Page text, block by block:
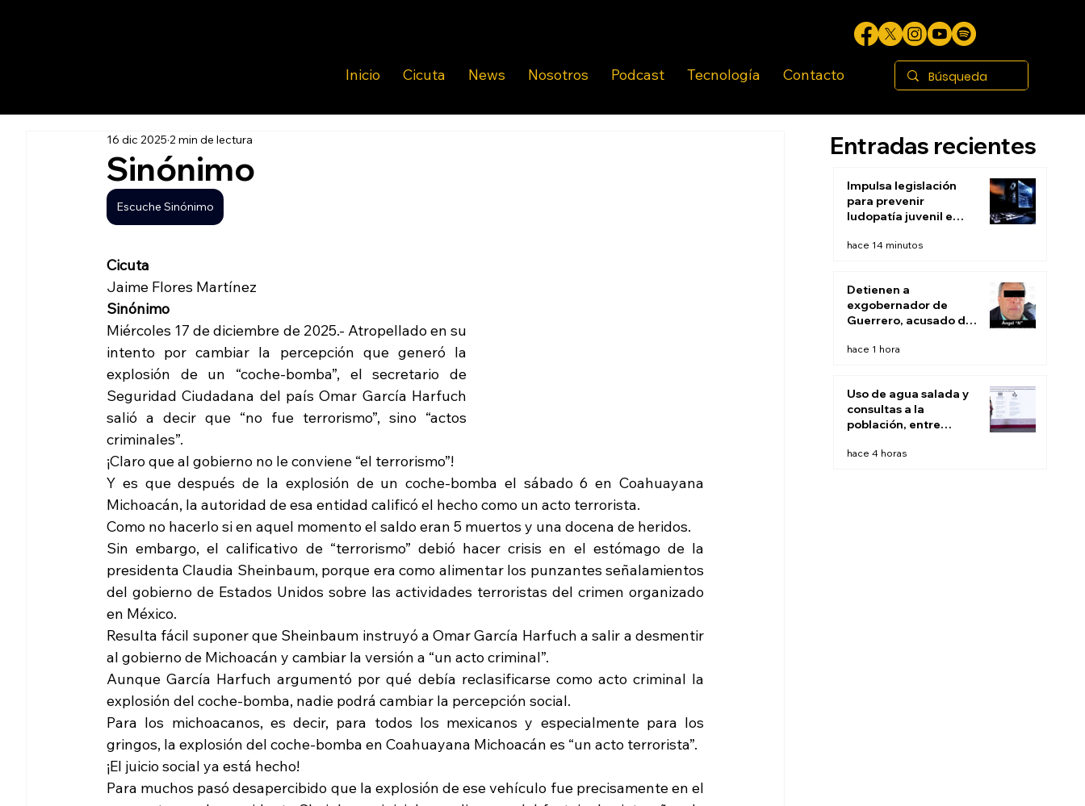
Inicio Cicuta News Nosotros Podcast Tecnología Contacto
Sinónimo
16 dic 2025 2 min de lectura
Escuche Sinónimo
Cicuta
Jaime Flores Martínez
Sinónimo
Miércoles 17 de diciembre de 2025.- Atropellado en su
intento por cambiar la percepción que generó la
explosión de un “coche-bomba”, el secretario de
Seguridad Ciudadana del país Omar García Harfuch
salió a decir que “no fue terrorismo”, sino “actos
criminales”.
¡Claro que al gobierno no le conviene “el terrorismo”!
Y es que después de la explosión de un coche-bomba el sábado 6 en Coahuayana
Michoacán, la autoridad de esa entidad calificó el hecho como un acto terrorista.
Como no hacerlo si en aquel momento el saldo eran 5 muertos y una docena de heridos.
Sin embargo, el calificativo de “terrorismo” debió hacer crisis en el estómago de la
presidenta Claudia Sheinbaum, porque era como alimentar los punzantes señalamientos
del gobierno de Estados Unidos sobre las actividades terroristas del crimen organizado
en México.
Resulta fácil suponer que Sheinbaum instruyó a Omar García Harfuch a salir a desmentir
al gobierno de Michoacán y cambiar la versión a “un acto criminal”.
Aunque García Harfuch argumentó por qué debía reclasificarse como acto criminal la
explosión del coche-bomba, nadie podrá cambiar la percepción social.
Para los michoacanos, es decir, para todos los mexicanos y especialmente para los
gringos, la explosión del coche-bomba en Coahuayana Michoacán es “un acto terrorista”.
¡El juicio social ya está hecho!
Para muchos pasó desapercibido que la explosión de ese vehículo fue precisamente en el
Entradas recientes
Impulsa legislación
para prevenir
ludopatía juvenil e
hace 14 minutos
Detienen a
exgobernador de
Guerrero, acusado de
caso Ayotzinapa
hace 1 hora
Uso de agua salada y
consultas a la
población, entre
expertos para
hace 4 horas